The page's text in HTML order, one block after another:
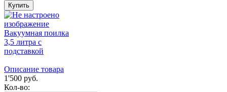
Вакуумная поилка
3,5 литра с
подставкой
Описание товара
1'500 руб.
Кол-во: